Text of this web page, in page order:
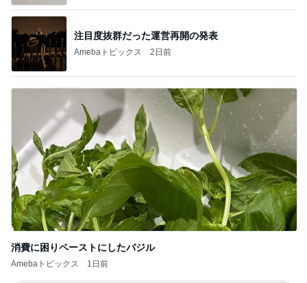
注目度抜群だった運営再開の発表
Amebaトピックス 2日前
消費に困りペーストにしたバジル
Amebaトピックス 1日前